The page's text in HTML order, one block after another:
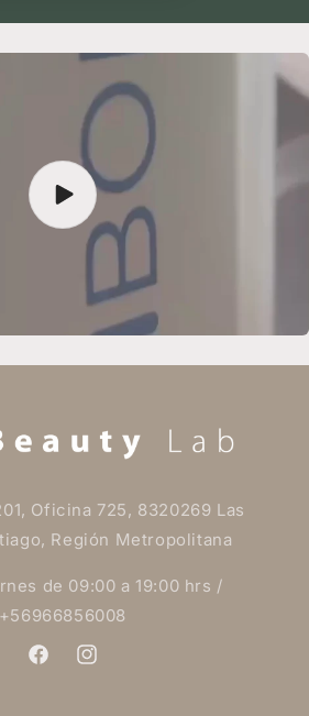
Oficina 725, 8320269 Las
Región Metropolitana
de 09:00 a 19:00 hrs /
+56966856008
FacebookInstagram